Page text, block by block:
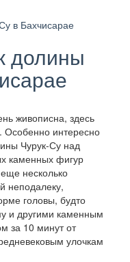
долины
живописна, здесь
Особенно интересно
Чурук-Су над
каменных фигур
несколько
неподалеку,
головы, будто
и другими каменным
за 10 минут от
улочкам